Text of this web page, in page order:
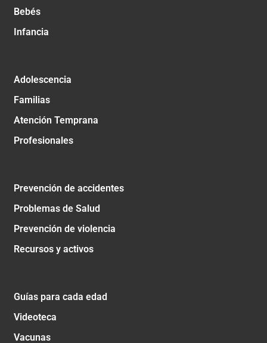
Bebés
Infancia
Adolescencia
Familias
Atención Temprana
Profesionales
Prevención de accidentes
Problemas de Salud
Prevención de violencia
Recursos y activos
Guías para cada edad
Videoteca
Vacunas